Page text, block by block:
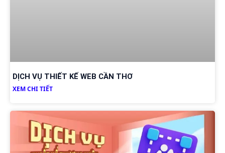
DỊCH VỤ THIẾT KẾ WEB CẦN THƠ
XEM CHI TIẾT